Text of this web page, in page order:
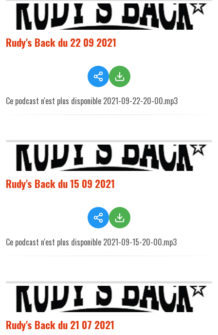
Rudy's Back du 22 09 2021
Ce podcast n'est plus disponible 2021-09-22-20-00.mp3
Rudy's Back du 15 09 2021
Ce podcast n'est plus disponible 2021-09-15-20-00.mp3
Rudy's Back du 21 07 2021